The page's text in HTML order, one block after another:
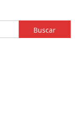
Buscar: